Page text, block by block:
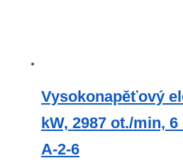
Vysokonapěťový
kW, 2987 ot./min, 6
A-2-6